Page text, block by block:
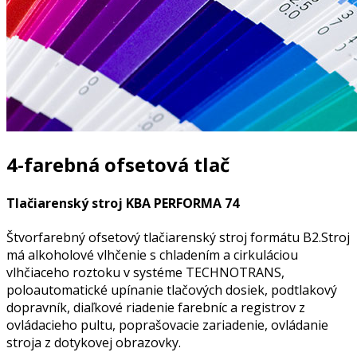
4-farebná ofsetová tlač
Tlačiarenský stroj KBA PERFORMA 74
Štvorfarebný ofsetový tlačiarenský stroj formátu B2.Stroj
má alkoholové vlhčenie s chladením a cirkuláciou
vlhčiaceho roztoku v systéme TECHNOTRANS,
poloautomatické upínanie tlačových dosiek, podtlakový
dopravník, diaľkové riadenie farebníc a registrov z
ovládacieho pultu, poprašovacie zariadenie, ovládanie
stroja z dotykovej obrazovky.